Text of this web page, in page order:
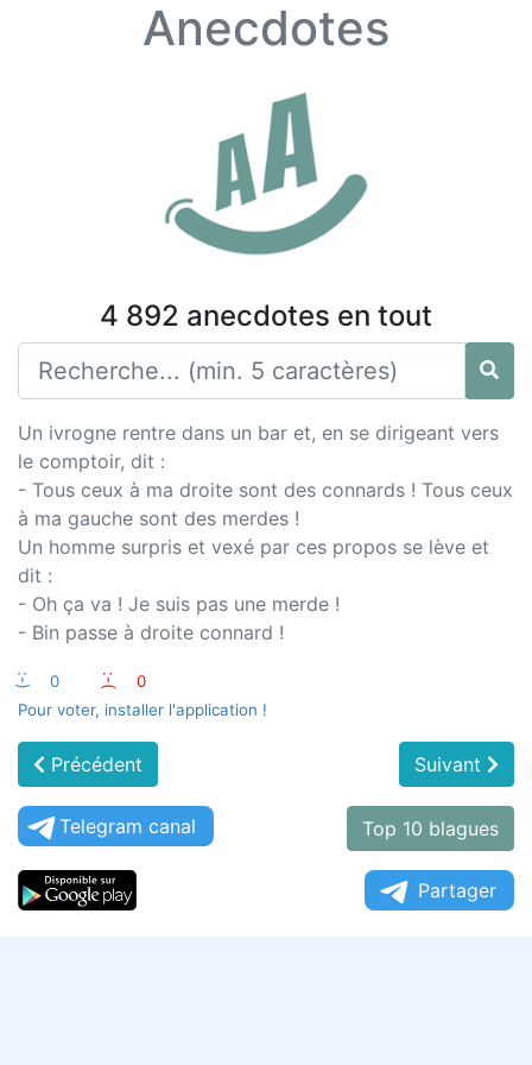
Anecdotes
4 892 anecdotes en tout
Un ivrogne rentre dans un bar et, en se dirigeant vers
le comptoir, dit :
- Tous ceux à ma droite sont des connards ! Tous ceux
à ma gauche sont des merdes !
Un homme surpris et vexé par ces propos se lève et
dit :
- Oh ça va ! Je suis pas une merde !
- Bin passe à droite connard !
:-) 0 :-(
0
Pour voter, installer l'application !
Précédent Suivant
Telegram canal Top 10 blagues
Partager